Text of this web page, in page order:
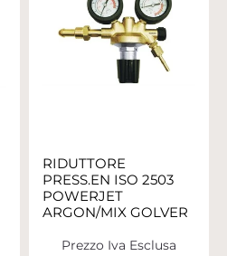
RIDUTTORE
PRESS.EN ISO 2503
POWERJET
ARGON/MIX GOLVER
Prezzo Iva Esclusa